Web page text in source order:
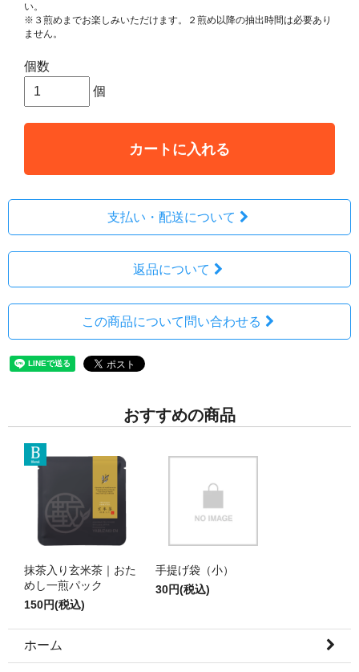
い。
※３煎めまでお楽しみいただけます。２煎め以降の抽出時間は必要あり
ません。
個数
個
カートに入れる
支払い・配送について
返品について
この商品について問い合わせる
おすすめの商品
抹茶入り玄米茶｜おた
めし一煎パック
150円(税込)
手提げ袋（小）
30円(税込)
ホーム